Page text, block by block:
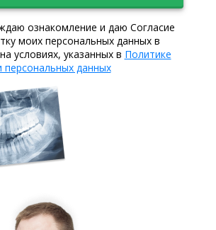
ознакомление и даю Согласие
моих персональных данных в
условиях, указанных в Политике
персональных данных